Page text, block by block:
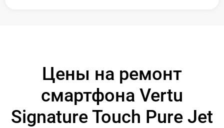
Цены на ремонт
смартфона Vertu
Signature Touch Pure Jet